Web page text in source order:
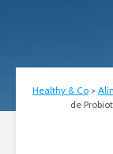
Healthy & Co >
de